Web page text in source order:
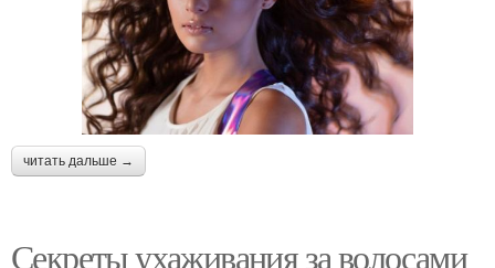
читать дальше →
Секреты ухаживания за волосами